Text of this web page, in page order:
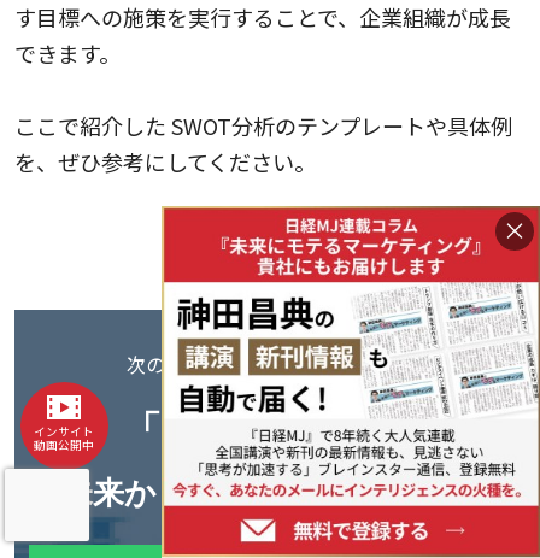
す目標への施策を実行することで、企業組織が成長
できます。
ここで紹介した SWOT分析のテンプレートや具体例
を、ぜひ参考にしてください。
インサイト
動画公開中
次の10億、100億を見据えるなら──
「キラーパス」は
未来から逆算して見えてくる
×